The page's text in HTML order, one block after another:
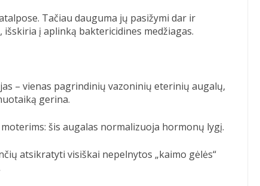
Tačiau dauguma jų pasižymi dar ir
į aplinką baktericidines medžiagas.
– vienas pagrindinių vazoninių eterinių augalų,
gerina.
šis augalas normalizuoja hormonų lygį.
atsikratyti visiškai nepelnytos „kaimo gėlės“